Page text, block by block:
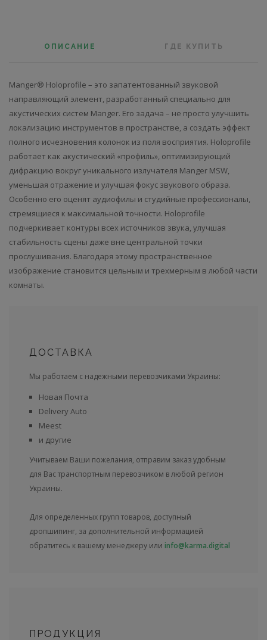
ОПИСАНИЕ ГДЕ КУПИТЬ
Manger® Holoprofile – это запатентованный звуковой
направляющий элемент, разработанный специально для
акустических систем Manger. Его задача – не просто улучшить
локализацию инструментов в пространстве, а создать эффект
полного исчезновения колонок из поля восприятия. Holoprofile
работает как акустический «профиль», оптимизирующий
дифракцию вокруг уникального излучателя Manger MSW,
уменьшая отражение и улучшая фокус звукового образа.
Особенно его оценят аудиофилы и студийные профессионалы,
стремящиеся к максимальной точности. Holoprofile
подчеркивает контуры всех источников звука, улучшая
стабильность сцены даже вне центральной точки
прослушивания. Благодаря этому пространственное
изображение становится цельным и трехмерным в любой части
комнаты.
ДОСТАВКА
Мы работаем с надежными перевозчиками Украины:
Новая Почта
Delivery Auto
Meest
и другие
Учитываем Ваши пожелания, отправим заказ удобным
для Вас транспортным перевозчиком в любой регион
Украины.
Для определенных групп товаров, доступный
дропшипинг, за дополнительной информацией
обратитесь к вашему менеджеру или info@karma.digital
ПРОДУКЦИЯ